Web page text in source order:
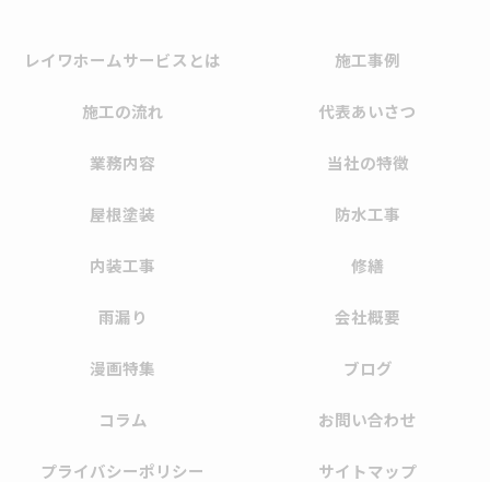
レイワホームサービスとは 施工事例
施工の流れ 代表あいさつ
業務内容 当社の特徴
屋根塗装 防水工事
内装工事 修繕
雨漏り 会社概要
漫画特集 ブログ
コラム お問い合わせ
プライバシーポリシー サイトマップ